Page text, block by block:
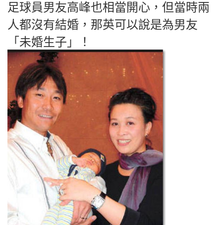
足球員男友高峰也相當開心，但當時兩
人都沒有結婚，那英可以說是為男友
「未婚生子」！